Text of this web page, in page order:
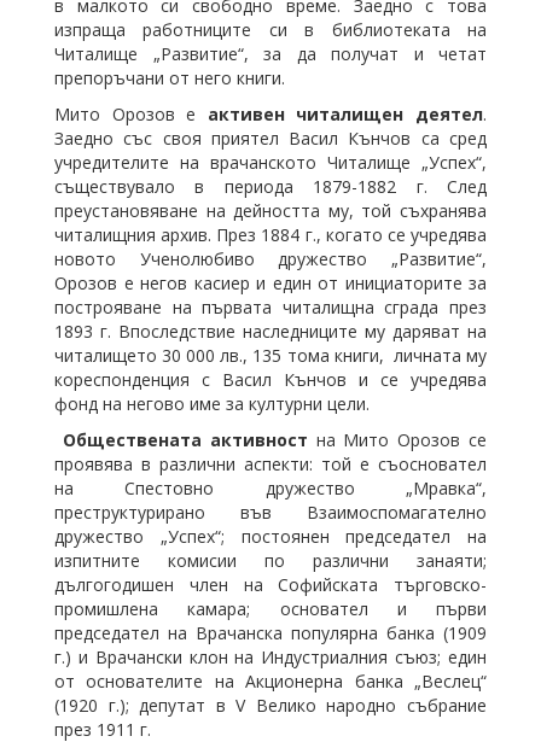
в малкото си свободно време. Заедно с това
изпраща работниците си в библиотеката на
Читалище „Развитие“, за да получат и четат
препоръчани от него книги.
Мито Орозов е активен читалищен деятел.
Заедно със своя приятел Васил Кънчов са сред
учредителите на врачанското Читалище „Успех“,
съществувало в периода 1879-1882 г. След
преустановяване на дейността му, той съхранява
читалищния архив. През 1884 г., когато се учредява
новото Ученолюбиво дружество „Развитие“,
Орозов е негов касиер и един от инициаторите за
построяване на първата читалищна сграда през
1893 г. Впоследствие наследниците му даряват на
читалището 30 000 лв., 135 тома книги, личната му
кореспонденция с Васил Кънчов и се учредява
фонд на негово име за културни цели.
Обществената активност на Мито Орозов се
проявява в различни аспекти: той е съосновател
на Спестовно дружество „Мравка“,
преструктурирано във Взаимоспомагателно
дружество „Успех“; постоянен председател на
изпитните комисии по различни занаяти;
дългогодишен член на Софийската търговско-
промишлена камара; основател и първи
председател на Врачанска популярна банка (1909
г.) и Врачански клон на Индустриалния съюз; един
от основателите на Акционерна банка „Веслец“
(1920 г.); депутат в V Велико народно събрание
през 1911 г.